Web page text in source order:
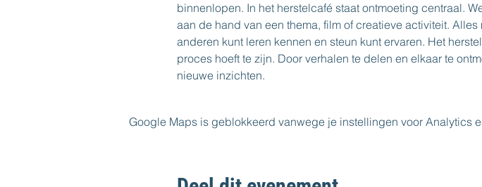
binnenlopen. In het herstelcafé staat ontmoeting centraal.
aan de hand van een thema, film of creatieve activiteit.
anderen kunt leren kennen en steun kunt ervaren. Het
proces hoeft te zijn. Door verhalen te delen en elkaar te
nieuwe inzichten.
Google Maps is geblokkeerd vanwege je instellingen voor Analytics